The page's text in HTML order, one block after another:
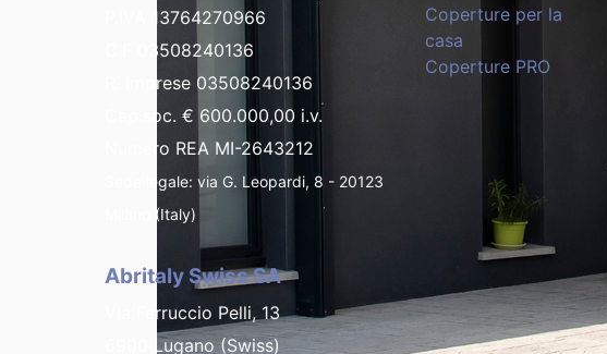
P.IVA 13764270966
C.F 03508240136
R. Imprese 03508240136
Cap.soc. € 600.000,00 i.v.
Numero REA MI-2643212
Sede legale: via G. Leopardi, 8 - 20123
Milano (Italy)
Abritaly Swiss SA
Via Ferruccio Pelli, 13
6900 Lugano (Swiss)
Coperture per la
casa
Coperture PRO